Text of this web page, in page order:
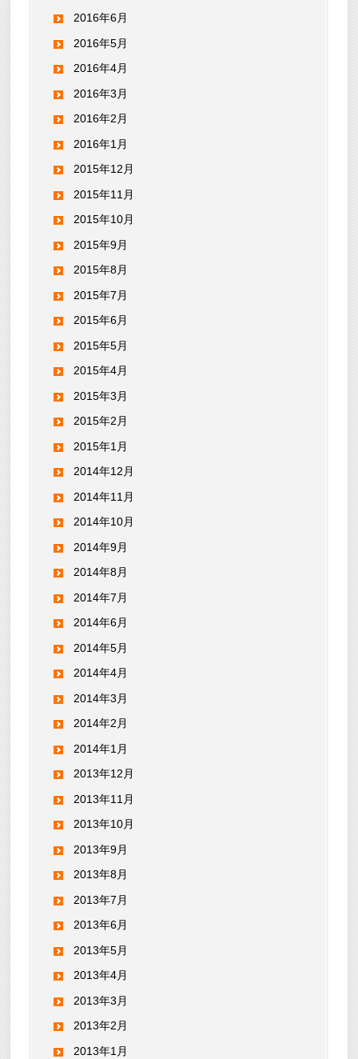
2016年6月
2016年5月
2016年4月
2016年3月
2016年2月
2016年1月
2015年12月
2015年11月
2015年10月
2015年9月
2015年8月
2015年7月
2015年6月
2015年5月
2015年4月
2015年3月
2015年2月
2015年1月
2014年12月
2014年11月
2014年10月
2014年9月
2014年8月
2014年7月
2014年6月
2014年5月
2014年4月
2014年3月
2014年2月
2014年1月
2013年12月
2013年11月
2013年10月
2013年9月
2013年8月
2013年7月
2013年6月
2013年5月
2013年4月
2013年3月
2013年2月
2013年1月